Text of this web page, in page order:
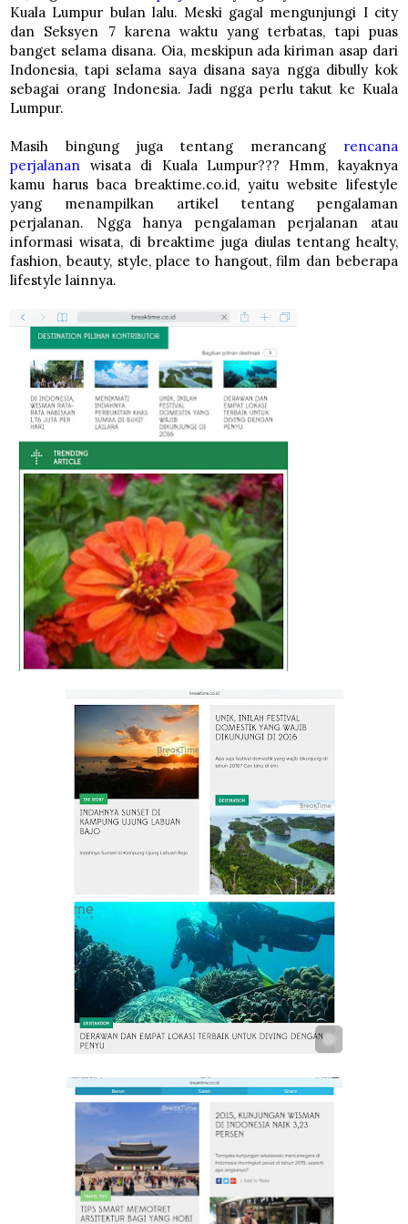
Kuala Lumpur bulan lalu. Meski gagal mengunjungi I city
dan Seksyen 7 karena waktu yang terbatas, tapi puas
banget selama disana. Oia, meskipun ada kiriman asap dari
Indonesia, tapi selama saya disana saya ngga dibully kok
sebagai orang Indonesia. Jadi ngga perlu takut ke Kuala
Lumpur.
Masih bingung juga tentang merancang rencana
perjalanan
wisata di Kuala Lumpur??? Hmm, kayaknya
kamu harus baca breaktime.co.id, yaitu website lifestyle
yang menampilkan artikel tentang pengalaman
perjalanan. Ngga hanya pengalaman perjalanan atau
informasi wisata, di breaktime juga diulas tentang healty,
fashion, beauty, style, place to hangout, film dan beberapa
lifestyle lainnya.